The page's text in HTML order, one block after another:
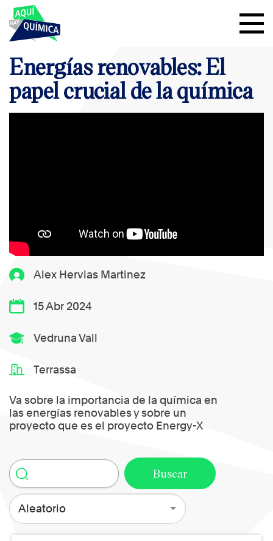
Alex Hervias Martinez
15 Abr 2024
Vedruna Vall
Terrassa
Va sobre la importancia de la química en
las energías renovables y sobre un
proyecto que es el proyecto Energy-X
Energías renovables: El
papel crucial de la química
Aleatorio